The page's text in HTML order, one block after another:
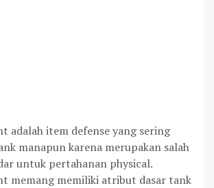
adalah item defense yang sering
manapun karena merupakan salah
untuk pertahanan physical.
memang memiliki atribut dasar tank